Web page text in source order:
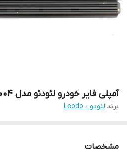
آمپلی فایر خودرو لئودئو مدل LC1004
برند:لئودو - Leodo
مشخصات